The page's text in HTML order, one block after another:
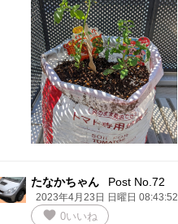
たなかちゃん Post No.72
2023年4月23日 日曜日 08:43:52
favorite 0いいね